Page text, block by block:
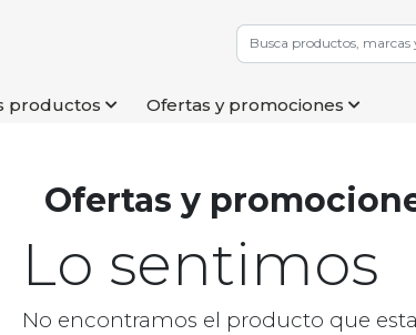
productos Ofertas y promociones
Ofertas y
Lo sentimos
No encontramos el producto que